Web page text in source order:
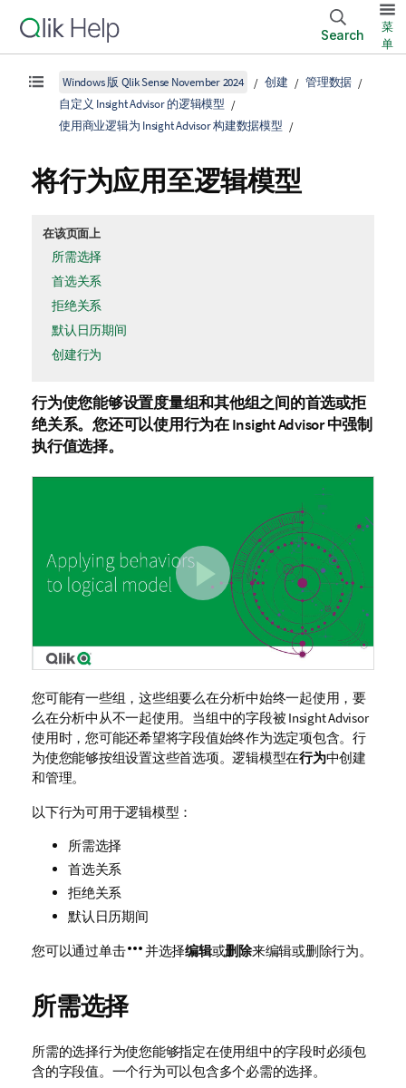
Search
菜
单
Windows 版 Qlik Sense November 2024 创建
管理数据
自定义 Insight Advisor 的逻辑模型
使用商业逻辑为 Insight Advisor 构建数据模型
将行为应用至逻辑模型
在该页面上
所需选择
首选关系
拒绝关系
默认日历期间
创建行为
行为使您能够设置度量组和其他组之间的首选或拒
绝关系。您还可以使用行为在 Insight Advisor 中强制
执行值选择。
您可能有一些组，这些组要么在分析中始终一起使用，要
么在分析中从不一起使用。当组中的字段被 Insight Advisor
使用时，您可能还希望将字段值始终作为选定项包含。行
为使您能够按组设置这些首选项。逻辑模型在行为中创建
和管理。
以下行为可用于逻辑模型：
所需选择
首选关系
拒绝关系
默认日历期间
您可以通过单击
并选择编辑或删除来编辑或删除行为。
所需选择
所需的选择行为使您能够指定在使用组中的字段时必须包
含的字段值。一个行为可以包含多个必需的选择。